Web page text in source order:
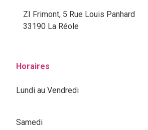
ZI Frimont, 5 Rue Louis Panhard
33190 La Réole
Horaires
Lundi au Vendredi
Samedi